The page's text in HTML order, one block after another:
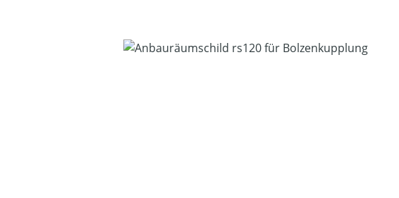
Bildergalerie überspringen